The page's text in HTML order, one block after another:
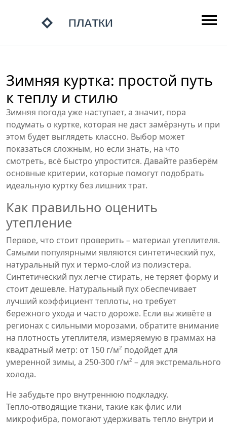
Зимняя куртка: простой путь
к теплу и стилю
Зимняя погода уже наступает, а значит, пора
подумать о куртке, которая не даст замёрзнуть и при
этом будет выглядеть классно. Выбор может
показаться сложным, но если знать, на что
смотреть, всё быстро упростится. Давайте разберём
основные критерии, которые помогут подобрать
идеальную куртку без лишних трат.
Как правильно оценить
утепление
Первое, что стоит проверить – материал утеплителя.
Самыми популярными являются синтетический пух,
натуральный пух и термо‑слой из полиэстера.
Синтетический пух легче стирать, не теряет форму и
стоит дешевле. Натуральный пух обеспечивает
лучший коэффициент теплоты, но требует
бережного ухода и часто дороже. Если вы живёте в
регионах с сильными морозами, обратите внимание
на плотность утеплителя, измеряемую в граммах на
квадратный метр: от 150 г/м² подойдет для
умеренной зимы, а 250‑300 г/м² – для экстремального
холода.
Не забудьте про внутреннюю подкладку.
Тепло‑отводящие ткани, такие как флис или
микрофибра, помогают удерживать тепло внутри и